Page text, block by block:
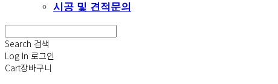
시공 및 견적문의
Search 검색
Log In 로그인
Cart장바구니